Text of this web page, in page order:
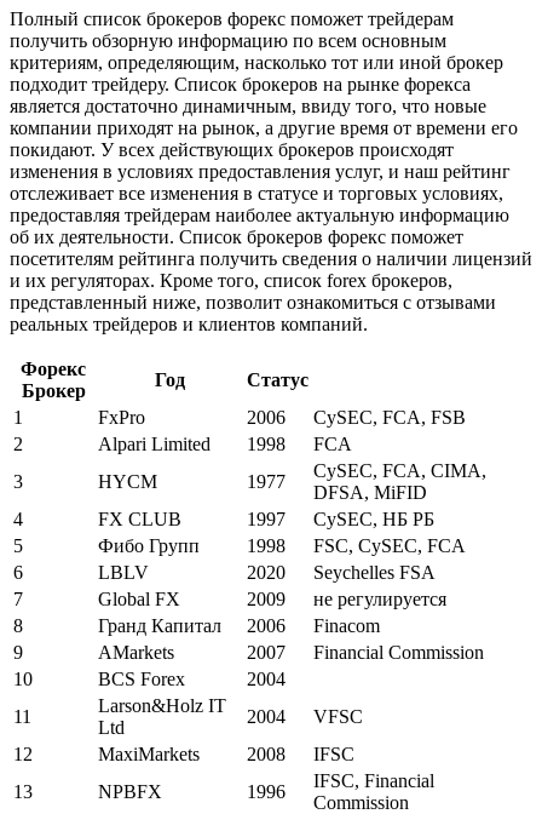
Полный список брокеров форекс поможет трейдерам
получить обзорную информацию по всем основным
критериям, определяющим, насколько тот или иной брокер
подходит трейдеру. Список брокеров на рынке форекса
является достаточно динамичным, ввиду того, что новые
компании приходят на рынок, а другие время от времени его
покидают. У всех действующих брокеров происходят
изменения в условиях предоставления услуг, и наш рейтинг
отслеживает все изменения в статусе и торговых условиях,
предоставляя трейдерам наиболее актуальную информацию
об их деятельности. Список брокеров форекс поможет
посетителям рейтинга получить сведения о наличии лицензий
и их регуляторах. Кроме того, список forex брокеров,
представленный ниже, позволит ознакомиться с отзывами
реальных трейдеров и клиентов компаний.
Форекс
Брокер
Год
Статус
1
FxPro 2006
CySEC, FCA, FSB
2
Alpari Limited 1998
FCA
3
HYCM 1977
CySEC, FCA, CIMA,
DFSA, MiFID
4
FX CLUB 1997
CySEC, НБ РБ
5
Фибо Групп 1998
FSC, CySEC, FCA
6
LBLV 2020
Seychelles FSA
7
Global FX 2009
не регулируется
8
Гранд Капитал 2006
Finacom
9
AMarkets 2007
Financial Commission
10
BCS Forex
2004
11
Larson&Holz IT
Ltd
2004
VFSC
12
MaxiMarkets 2008
IFSC
13
NPBFX 1996
IFSC, Financial
Commission